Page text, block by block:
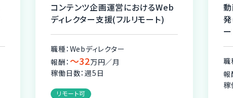
コンテンツ企画運営におけるWeb
ディレクター支援(フルリモート)
職種：Webディレクター
報酬： 〜32万円／月
稼働日数：週5日
リモート可
職
報
稼